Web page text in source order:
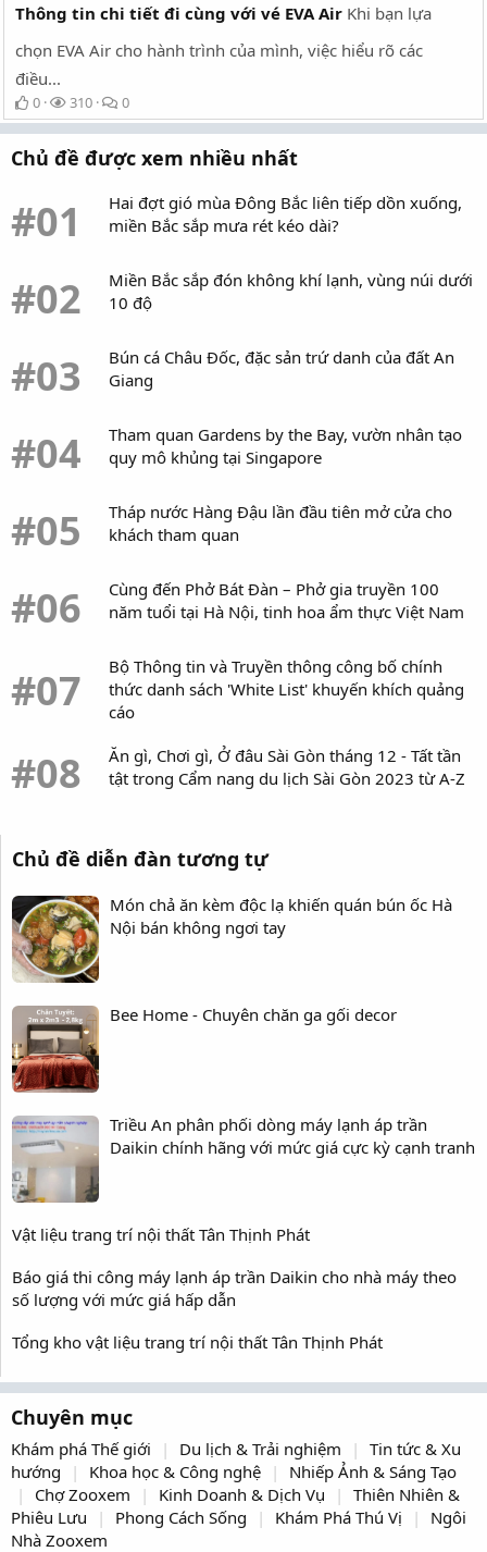
Thông tin chi tiết đi cùng với vé EVA Air Khi bạn lựa
chọn EVA Air cho hành trình của mình, việc hiểu rõ các
điều...
0 310 0
Chủ đề được xem nhiều nhất
#01
Hai đợt gió mùa Đông Bắc liên tiếp dồn xuống,
miền Bắc sắp mưa rét kéo dài?
#02
Miền Bắc sắp đón không khí lạnh, vùng núi dưới
10 độ
#03
Bún cá Châu Đốc, đặc sản trứ danh của đất An
Giang
#04
Tham quan Gardens by the Bay, vườn nhân tạo
quy mô khủng tại Singapore
#05
Tháp nước Hàng Đậu lần đầu tiên mở cửa cho
khách tham quan
#06
Cùng đến Phở Bát Đàn – Phở gia truyền 100
năm tuổi tại Hà Nội, tinh hoa ẩm thực Việt Nam
#07
Bộ Thông tin và Truyền thông công bố chính
thức danh sách 'White List' khuyến khích quảng
cáo
#08
Ăn gì, Chơi gì, Ở đâu Sài Gòn tháng 12 - Tất tần
tật trong Cẩm nang du lịch Sài Gòn 2023 từ A-Z
Chủ đề diễn đàn tương tự
Món chả ăn kèm độc lạ khiến quán bún ốc Hà
Nội bán không ngơi tay
Bee Home - Chuyên chăn ga gối decor
Triều An phân phối dòng máy lạnh áp trần
Daikin chính hãng với mức giá cực kỳ cạnh tranh
Vật liệu trang trí nội thất Tân Thịnh Phát
Báo giá thi công máy lạnh áp trần Daikin cho nhà máy theo
số lượng với mức giá hấp dẫn
Tổng kho vật liệu trang trí nội thất Tân Thịnh Phát
Chuyên mục
Khám phá Thế giới Du lịch & Trải nghiệm
Tin tức & Xu
hướng
Khoa học & Công nghệ
Nhiếp Ảnh & Sáng Tạo
Chợ Zooxem
Kinh Doanh & Dịch Vụ
Thiên Nhiên &
Phiêu Lưu
Phong Cách Sống Khám Phá Thú Vị
Ngôi
Nhà Zooxem